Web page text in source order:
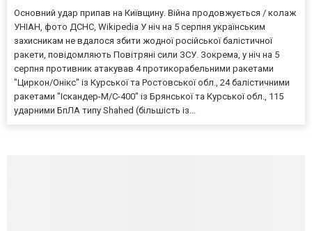
Основний удар припав на Київщину. Війна продовжується / колаж
УНІАН, фото ДСНС, Wikipedia У ніч на 5 серпня українським
захисникам не вдалося збити жодної російської балістичної
ракети, повідомляють Повітряні сили ЗСУ. Зокрема, у ніч на 5
серпня противник атакував 4 протикорабельними ракетами
"Циркон/Онікс" із Курської та Ростовської обл., 24 балістичними
ракетами "Іскандер-М/С-400" із Брянської та Курської обл., 115
ударними БпЛА типу Shahed (більшість із...